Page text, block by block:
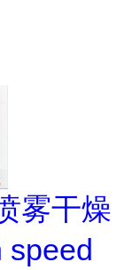
雾干燥
speed